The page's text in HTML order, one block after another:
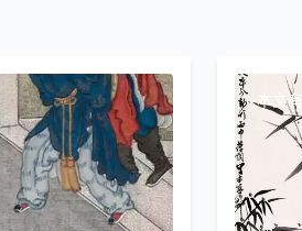
本文